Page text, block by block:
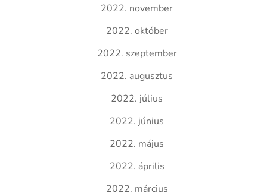
2022. november
2022. október
2022. szeptember
2022. augusztus
2022. július
2022. június
2022. május
2022. április
2022. március